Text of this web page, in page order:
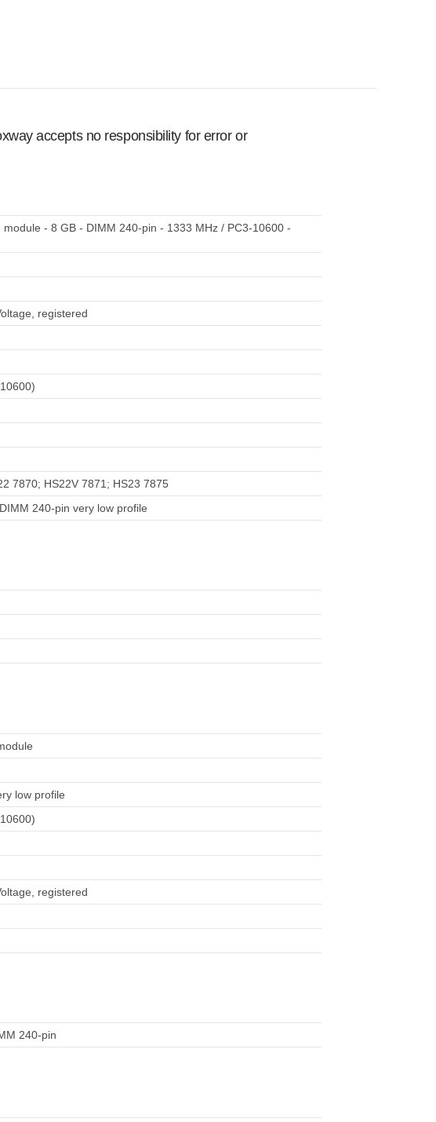
accepts no responsibility for error or
module - 8 GB - DIMM 240-pin - 1333 MHz / PC3-10600 -
registered
7870; HS22V 7871; HS23 7875
240-pin very low profile
low profile
registered
240-pin